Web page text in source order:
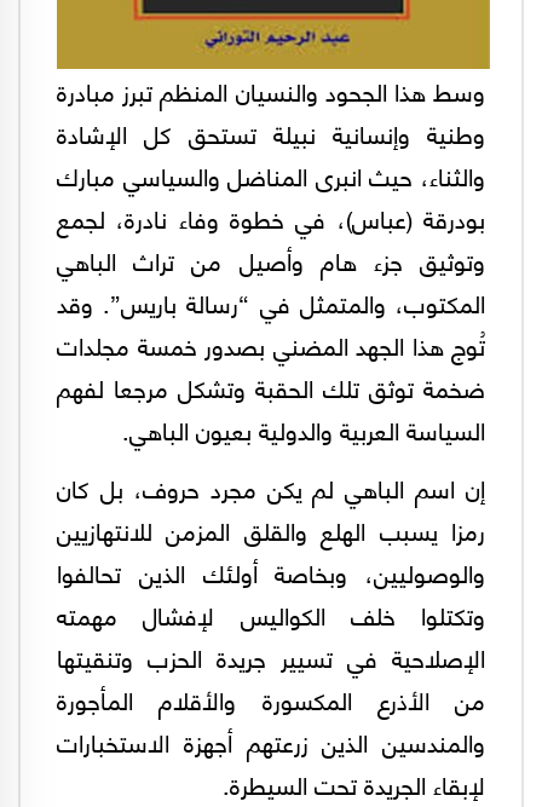
وسط هذا الجحود والنسيان المنظم تبرز مبادرة
وطنية وإنسانية نبيلة تستحق كل الإشادة
والثناء، حيث انبرى المناضل والسياسي مبارك
بودرقة (عباس)، في خطوة وفاء نادرة، لجمع
وتوثيق جزء هام وأصيل من تراث الباهي
المكتوب، والمتمثل في “رسالة باريس”. وقد
تُوج هذا الجهد المضني بصدور خمسة مجلدات
ضخمة توثق تلك الحقبة وتشكل مرجعا لفهم
السياسة العربية والدولية بعيون الباهي.
إن اسم الباهي لم يكن مجرد حروف، بل كان
رمزا يسبب الهلع والقلق المزمن للانتهازيين
والوصوليين، وبخاصة أولئك الذين تحالفوا
وتكتلوا خلف الكواليس لإفشال مهمته
الإصلاحية في تسيير جريدة الحزب وتنقيتها
من الأذرع المكسورة والأقلام المأجورة
والمندسين الذين زرعتهم أجهزة الاستخبارات
لإبقاء الجريدة تحت السيطرة.